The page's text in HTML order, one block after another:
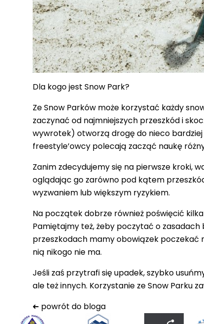
Dla kogojest Snow Park?
Ze Snow Parków może korzystać każdy
zaczynać od najmniejszych przeszkód i
wywrotek) otworzą drogę do nieco bardziej
freestyle’owcy polecają zacząć naukę
Zanim zdecydujemy się na pierwsze kroki,
oglądając go zarówno pod kątem
wyzwaniem lub większym ryzykiem.
Na początek dobrze również poświęcić
Pamiętajmy też, żeby poczytać o zasadach
przeszkodach mamy obowiązek poczekać
nią nikogo nie ma.
Jeśli zaś przytrafi się upadek, szybko
ale też innych. Korzystanie ze Snow Parku
➜ powrót do bloga